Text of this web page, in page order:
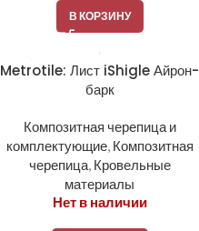
В КОРЗИНУ
Metrotile: Лист iShigle Айрон-
барк
Композитная черепица и
комплектующие, Композитная
черепица, Кровельные
материалы
Нет в наличии